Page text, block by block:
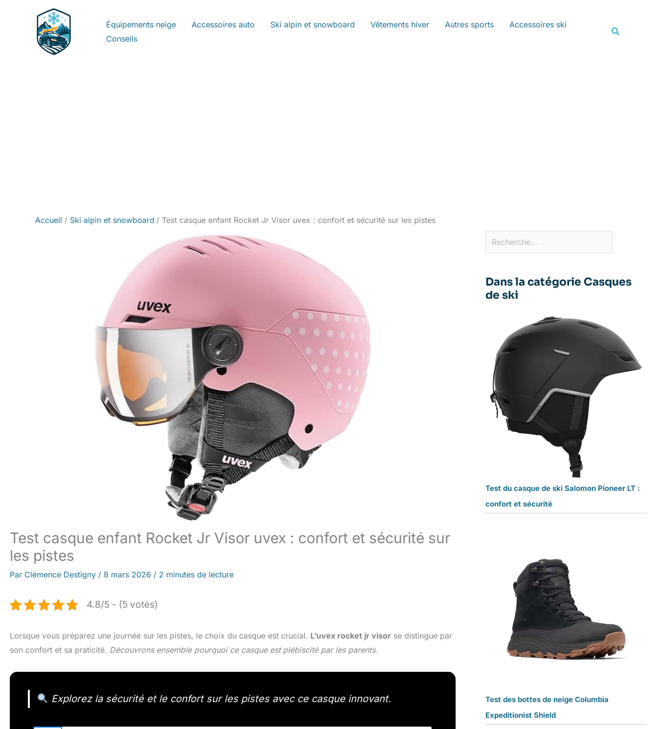
Équipements neige Accessoires auto Ski alpin et snowboard Vêtements hiver Autres sports
Accessoires ski
Conseils
Accueil Ski alpin et snowboard Test casque enfant Rocket Jr Visor uvex : confort et sécurité sur les pistes
Test casque enfant Rocket Jr Visor uvex : confort et sécurité sur
les pistes
Par Clémence Destigny / 8 mars 2026 / 2 minutes de lecture
4.8/5 - (5 votes)
Lorsque vous préparez une journée sur les pistes, le choix du casque est crucial. L’uvex rocket jr visor se distingue par
son confort et sa praticité. Découvrons ensemble pourquoi ce casque est plébiscité par les parents.
Explorez la sécurité et le confort sur les pistes avec ce casque innovant.
Dans la catégorie Casques
de ski
Test du casque de ski Salomon Pioneer LT :
confort et sécurité
Test des bottes de neige Columbia
Expeditionist Shield